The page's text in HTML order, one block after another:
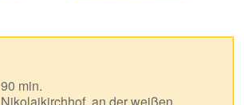
90 min.
Nikolaikirchhof, an der weißen